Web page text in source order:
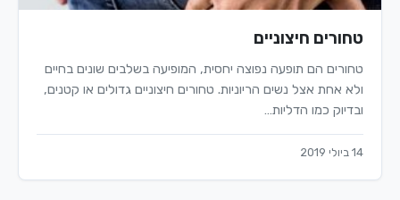
טחורים חיצוניים
טחורים הם תופעה נפוצה יחסית, המופיעה בשלבים שונים בחיים
ולא אחת אצל נשים הריוניות. טחורים חיצוניים גדולים או קטנים,
ובדיוק כמו הדליות…
14 ביולי 2019